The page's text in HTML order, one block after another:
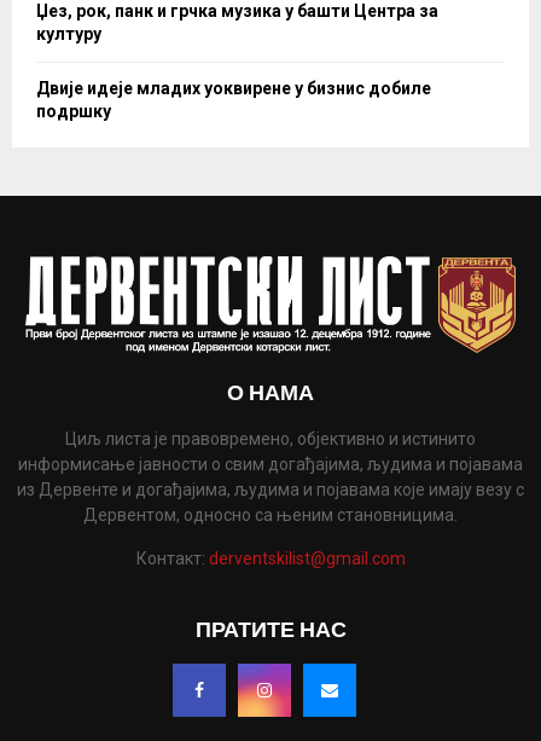
Џез, рок, панк и грчка музика у башти Центра за
културу
Двије идеје младих уоквирене у бизнис добиле
подршку
О НАМА
Циљ листа је правовремено, објективно и истинито
информисање јавности о свим догађајима, људима и појавама
из Дервенте и догађајима, људима и појавама које имају везу с
Дервентом, односно са њеним становницима.
Контакт: derventskilist@gmail.com
ПРАТИТЕ НАС